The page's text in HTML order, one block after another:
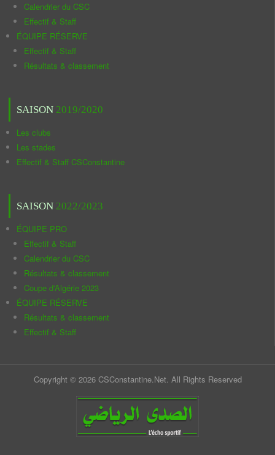
Calendrier du CSC
Effectif & Staff
ÉQUIPE RÉSERVE
Effectif & Staff
Résultats & classement
SAISON 2019/2020
Les clubs
Les stades
Effectif & Staff CSConstantine
SAISON 2022/2023
ÉQUIPE PRO
Effectif & Staff
Calendrier du CSC
Résultats & classement
Coupe d'Algérie 2023
ÉQUIPE RÉSERVE
Résultats & classement
Effectif & Staff
Copyright © 2026 CSConstantine.Net. All Rights Reserved